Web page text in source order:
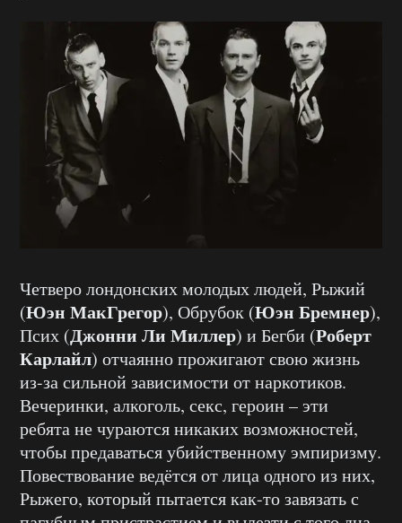
Четверо лондонских молодых людей, Рыжий
(Юэн МакГрегор), Обрубок (Юэн Бремнер),
Псих (Джонни Ли Миллер) и Бегби (Роберт
Карлайл) отчаянно прожигают свою жизнь
из-за сильной зависимости от наркотиков.
Вечеринки, алкоголь, секс, героин – эти
ребята не чураются никаких возможностей,
чтобы предаваться убийственному эмпиризму.
Повествование ведётся от лица одного из них,
Рыжего, который пытается как-то завязать с